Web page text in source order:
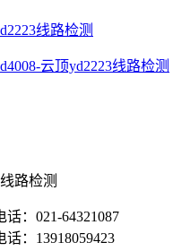
线路检测
云顶yd2223线路检测
路检测
：021-64321087
话：13918059423